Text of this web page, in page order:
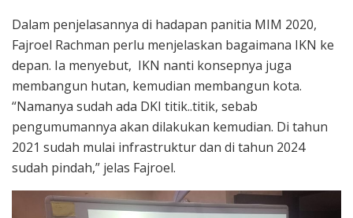
Dalam penjelasannya di hadapan panitia MIM 2020,
Fajroel Rachman perlu menjelaskan bagaimana IKN ke
depan. Ia menyebut, IKN nanti konsepnya juga
membangun hutan, kemudian membangun kota.
“Namanya sudah ada DKI titik..titik, sebab
pengumumannya akan dilakukan kemudian. Di tahun
2021 sudah mulai infrastruktur dan di tahun 2024
sudah pindah,” jelas Fajroel.